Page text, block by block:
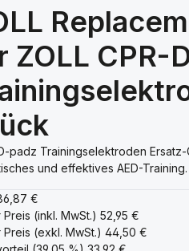
ZOLL CPR-
padz Trainingselektroden
und effektives AED-
€
Preis (inkl. MwSt.)52,95 €
Preis (exkl. MwSt.)44,50 €